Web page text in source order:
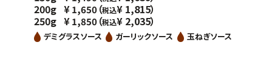
200g ¥1,650（税込¥1,815）
250g ¥1,850（税込¥2,035）
デミグラスソース ガーリックソース 玉ねぎソース